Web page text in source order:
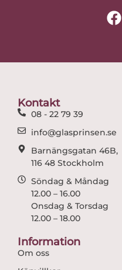
F
a
Kontakt
08 - 22 79 39
info@glasprinsen.se
Barnängsgatan 46B,
116 48 Stockholm
Söndag & Måndag
12.00 – 16.00
Onsdag & Torsdag
12.00 – 18.00
Information
Om oss